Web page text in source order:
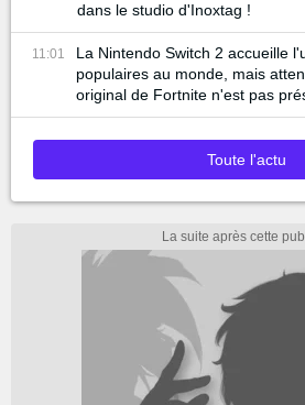
dans le studio d'Inoxtag !
11:01
La Nintendo Switch 2 accueille
populaires au monde, mais
original de Fortnite n'est pas
console...
Toute l'actu